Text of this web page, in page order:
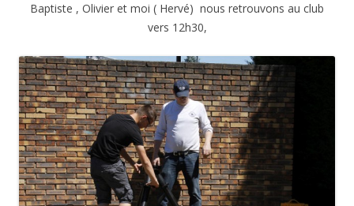
Baptiste , Olivier et moi ( Hervé) nous retrouvons au club
vers 12h30,